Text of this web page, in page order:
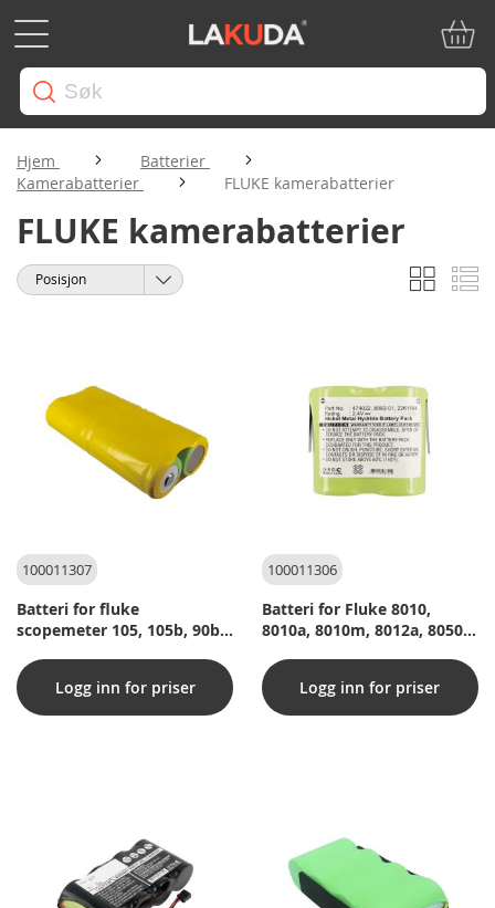
Hjem
Batterier
Kamerabatterier
FLUKE kamerabatterier
FLUKE kamerabatterier
Vise
som
Sorter
100011307
Batteri for fluke
scopemeter 105, 105b, 90b,
97auto, 98auto, 99, 99b
måleinstrument
Logg inn for priser
100011306
Batteri for Fluke 8010,
8010a, 8010m, 8012a, 8050a,
måleinstrument
Logg inn for priser